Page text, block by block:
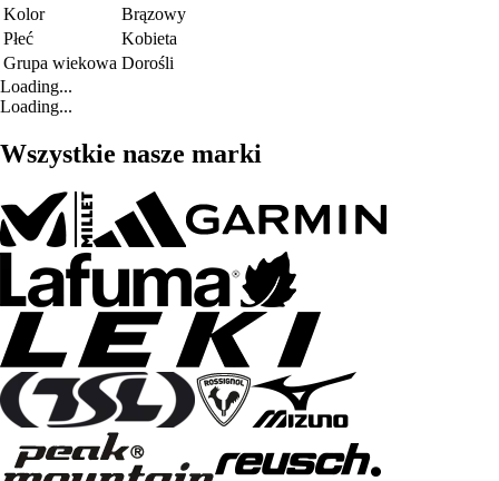
Kolor
Brązowy
Płeć
Kobieta
Grupa wiekowa Dorośli
Loading...
Loading...
Wszystkie nasze marki